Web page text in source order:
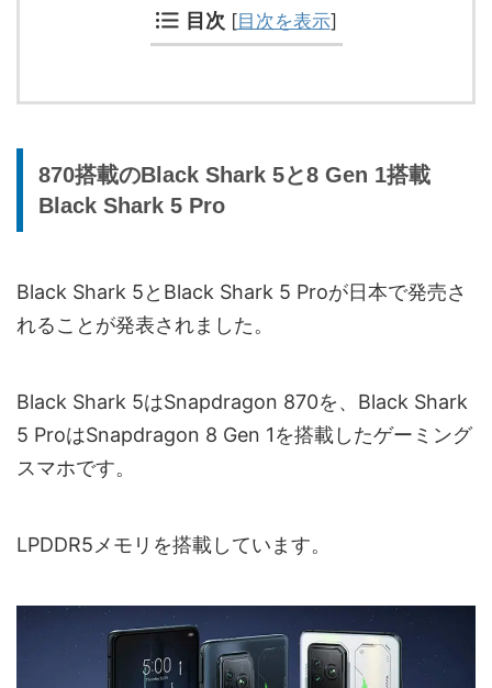
目次 [目次を表示]
870搭載のBlack Shark 5と8 Gen 1搭載
Black Shark 5 Pro
Black Shark 5とBlack Shark 5 Proが日本で発売さ
れることが発表されました。
Black Shark 5はSnapdragon 870を、Black Shark
5 ProはSnapdragon 8 Gen 1を搭載したゲーミング
スマホです。
LPDDR5メモリを搭載しています。